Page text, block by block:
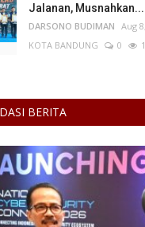
Jalanan, Musnahkan...
DARSONO BUDIMAN Aug
KOTA BANDUNG
0
BERITA